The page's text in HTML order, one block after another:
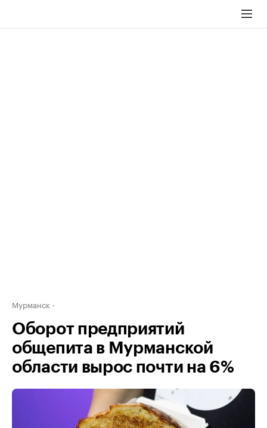
Мурманск
Оборот предприятий
общепита в Мурманской
области вырос почти на 6%